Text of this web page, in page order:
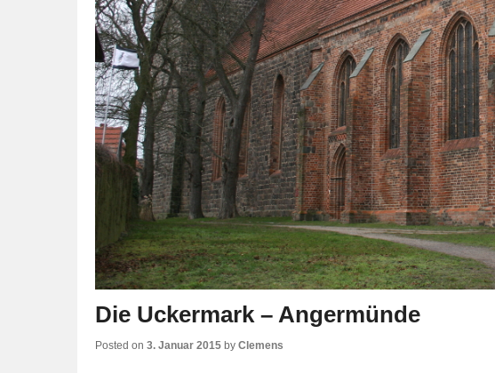
Die Uckermark – Angermünde
Posted on 3. Januar 2015 by Clemens